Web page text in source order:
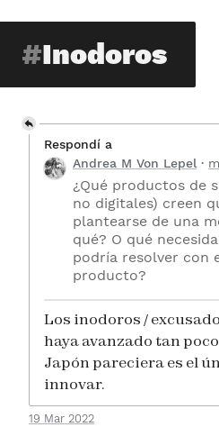
Inodoros
Respondí a
Andrea M Von Lepel
¿Qué productos de
no digitales) creen
plantearse de una
qué? O qué
podría resolver con
producto?
Los inodoros /
haya avanzado tan
Japón pareciera es el
innovar.
19 Mar 2022